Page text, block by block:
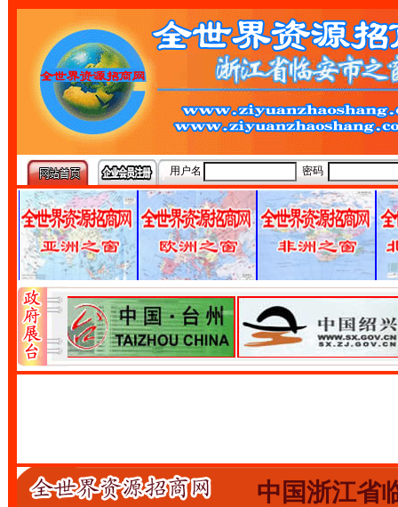
用户名 密码
中国浙江省